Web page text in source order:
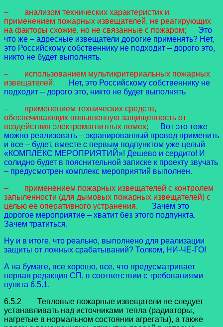
– анализом технических характеристик и
применением пожарных извещателей, не реагирующих
на факторы схожие, но не связанные с пожаром;
Это
что же – адресные извещатели дорогие применять? Нет,
это Российскому собственнику не подходит – дорого это,
никто не будет выполнять.
– использованием мультикритериальных пожарных
извещателей;
Нет, это Российскому собственнику не
подходит – дорого это, никто не будет выполнять
– применением технических средств,
обеспечивающих повышенную защищенность от
воздействия электромагнитных помех;
Вот это тоже
можно реализовать – экранированный провод применить
и все – будет, вместе с первым подпунктом уже целый
«КОМПЛЕКС МЕРОПРИЯТИЙ»! Дешево и сердито! И
солидно будет в пояснительной записке к проекту звучать
– предусмотрен комплекс мероприятий выполнен.
– применением пожарных извещателей с контролем
запыленности (для дымовых пожарных извещателей) с
целью ее оперативного устранения.
Зачем это
дорогое мероприятие – хватит без этого подпункта.
Зачем тратиться.
Ну и в итоге, что реально, выполнено для реализации
защиты от ложных срабатываний? Толком, НИ-ЧЕ-ГО!
А на бумаге, все хорошо, все, что предусматривает
первая редакция СП, в соответствии с требованиями
пункта 6.5.1.
6.5.2 Тепловые пожарные извещатели не следует
устанавливать над источниками тепла (радиаторы,
нагретые в нормальном состоянии агрегаты), а также